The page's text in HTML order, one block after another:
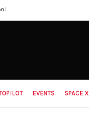
EVENTS SPACE X